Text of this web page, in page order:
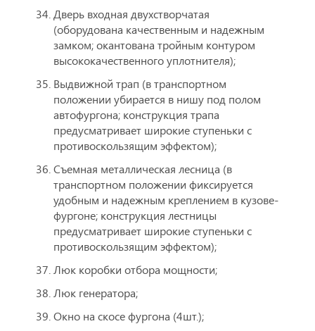
Дверь входная двухстворчатая
(оборудована качественным и надежным
замком; окантована тройным контуром
высококачественного уплотнителя);
Выдвижной трап (в транспортном
положении убирается в нишу под полом
автофургона; конструкция трапа
предусматривает широкие ступеньки с
противоскользящим эффектом);
Съемная металлическая лесница (в
транспортном положении фиксируется
удобным и надежным креплением в кузове-
фургоне; конструкция лестницы
предусматривает широкие ступеньки с
противоскользящим эффектом);
Люк коробки отбора мощности;
Люк генератора;
Окно на скосе фургона (4шт.);